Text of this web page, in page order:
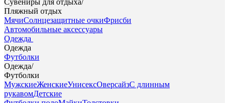
Сувениры для отдыха/
Пляжный отдых
МячиСолнцезащитные очкиФрисби
Автомобильные аксессуары
Одежда
Одежда
Футболки
Одежда/
Футболки
МужскиеЖенскиеУнисексОверсайзС длинным
рукавомДетские